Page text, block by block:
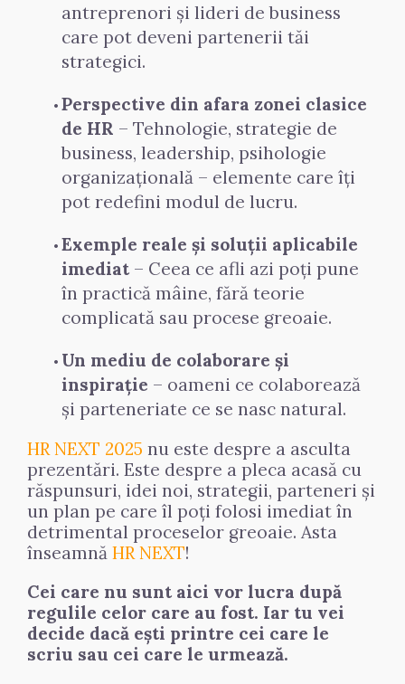
antreprenori și lideri de business
care pot deveni partenerii tăi
strategici.
Perspective din afara zonei clasice
de HR – Tehnologie, strategie de
business, leadership, psihologie
organizațională – elemente care îți
pot redefini modul de lucru.
Exemple reale și soluții aplicabile
imediat – Ceea ce afli azi poți pune
în practică mâine, fără teorie
complicată sau procese greoaie.
Un mediu de colaborare și
inspirație – oameni ce colaborează
și parteneriate ce se nasc natural.
HR NEXT 2025 nu este despre a asculta
prezentări. Este despre a pleca acasă cu
răspunsuri, idei noi, strategii, parteneri și
un plan pe care îl poți folosi imediat în
detrimental proceselor greoaie. Asta
înseamnă HR NEXT!
Cei care nu sunt aici vor lucra după
regulile celor care au fost. Iar tu vei
decide dacă ești printre cei care le
scriu sau cei care le urmează.